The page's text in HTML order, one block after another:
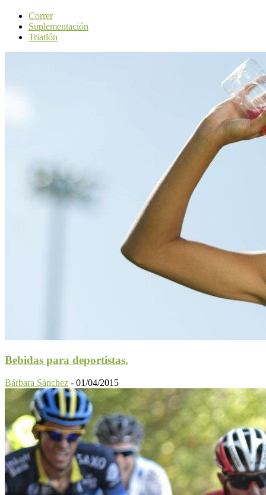
Correr
Suplementación
Triatlón
Bebidas para deportistas.
Bárbara Sánchez - 01/04/2015